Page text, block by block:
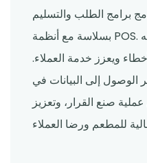
برامج الطلب والتسليم
بسلاسة مع أنظمة POS. هذا التبسيط يقلل من أوجه
ويعزز خدمة العملاء.
الوصول إلى البيانات في
صنع القرار، وتعزيز